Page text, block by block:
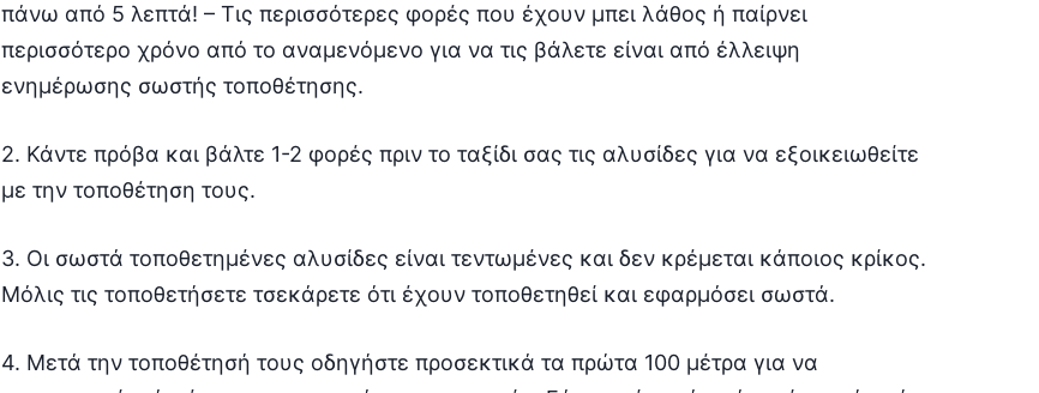
πάνω από 5 λεπτά! – Τις περισσότερες φορές που έχουν μπει λάθος ή παίρνει
περισσότερο χρόνο από το αναμενόμενο για να τις βάλετε είναι από έλλειψη
ενημέρωσης σωστής τοποθέτησης.
2. Κάντε πρόβα και βάλτε 1-2 φορές πριν το ταξίδι σας τις αλυσίδες για να εξοικειωθείτε
με την τοποθέτηση τους.
3. Οι σωστά τοποθετημένες αλυσίδες είναι τεντωμένες και δεν κρέμεται κάποιος κρίκος.
Μόλις τις τοποθετήσετε τσεκάρετε ότι έχουν τοποθετηθεί και εφαρμόσει σωστά.
4. Μετά την τοποθέτησή τους οδηγήστε προσεκτικά τα πρώτα 100 μέτρα για να